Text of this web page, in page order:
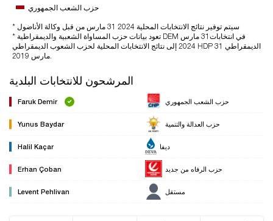
حزب الشعب الجمهوري
* سيتم توفير نتائج الانتخابات المحلية 2024 31 مارس من قبل وكالة الأناضول
* تعود بيانات حزب المساواة الشعبية والديمقراطية DEM في انتخابات31 مارس
2024 إلى نتائج الانتخابات المحلية لحزب الشعوب الديمقراطي HDP الديمقراطي 31
مارس 2019.
المرشحون للانتخابات البلدية
Faruk Demir حزب الشعب الجمهوري
Yunus Baydar حزب العدالة والتنمية
Halil Kaçar ديفا
Erhan Çoban حزب الرفاه من جديد
Levent Pehlivan مستقل